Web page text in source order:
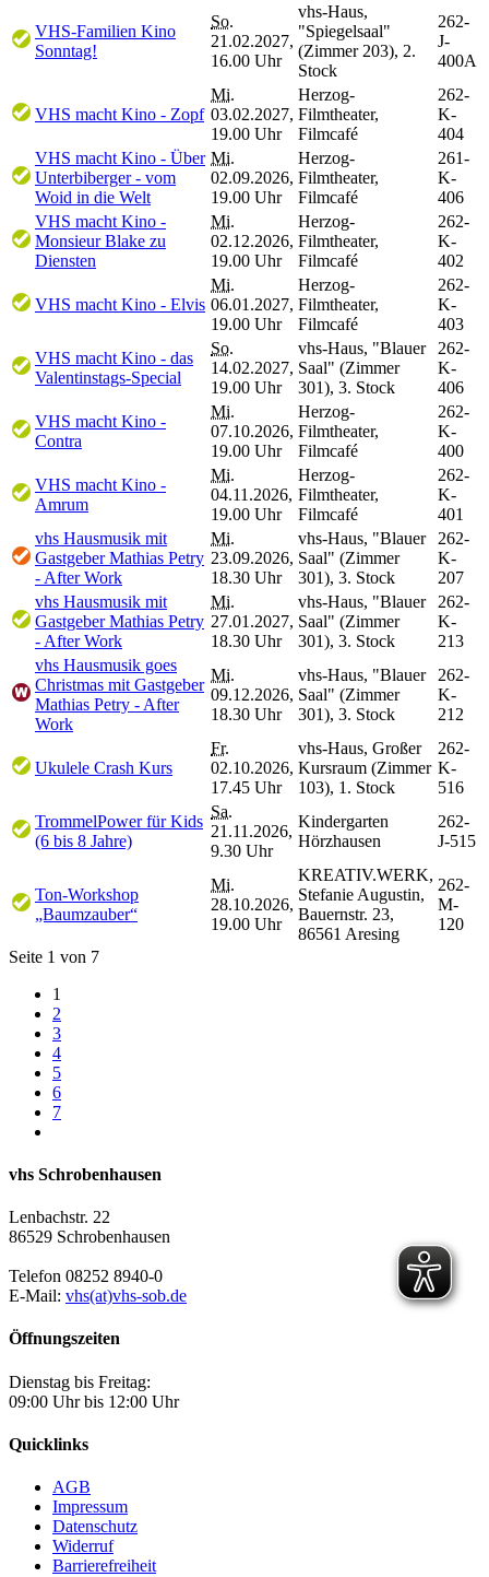
VHS-Familien Kino
Sonntag!
So.
21.02.2027,
16.00 Uhr
vhs-Haus,
"Spiegelsaal"
(Zimmer 203), 2.
Stock
262-
J-
400A
VHS macht Kino - Zopf
Mi.
03.02.2027,
19.00 Uhr
Herzog-
Filmtheater,
Filmcafé
262-
K-
404
VHS macht Kino - Über
Unterbiberger - vom
Woid in die Welt
Mi.
02.09.2026,
19.00 Uhr
Herzog-
Filmtheater,
Filmcafé
261-
K-
406
VHS macht Kino -
Monsieur Blake zu
Diensten
Mi.
02.12.2026,
19.00 Uhr
Herzog-
Filmtheater,
Filmcafé
262-
K-
402
VHS macht Kino - Elvis
Mi.
06.01.2027,
19.00 Uhr
Herzog-
Filmtheater,
Filmcafé
262-
K-
403
VHS macht Kino - das
Valentinstags-Special
So.
14.02.2027,
19.00 Uhr
vhs-Haus, "Blauer
Saal" (Zimmer
301), 3. Stock
262-
K-
406
VHS macht Kino -
Contra
Mi.
07.10.2026,
19.00 Uhr
Herzog-
Filmtheater,
Filmcafé
262-
K-
400
VHS macht Kino -
Amrum
Mi.
04.11.2026,
19.00 Uhr
Herzog-
Filmtheater,
Filmcafé
262-
K-
401
vhs Hausmusik mit
Gastgeber Mathias Petry
- After Work
Mi.
23.09.2026,
18.30 Uhr
vhs-Haus, "Blauer
Saal" (Zimmer
301), 3. Stock
262-
K-
207
vhs Hausmusik mit
Gastgeber Mathias Petry
- After Work
Mi.
27.01.2027,
18.30 Uhr
vhs-Haus, "Blauer
Saal" (Zimmer
301), 3. Stock
262-
K-
213
vhs Hausmusik goes
Christmas mit Gastgeber
Mathias Petry - After
Work
Mi.
09.12.2026,
18.30 Uhr
vhs-Haus, "Blauer
Saal" (Zimmer
301), 3. Stock
262-
K-
212
Ukulele Crash Kurs
Fr.
02.10.2026,
17.45 Uhr
vhs-Haus, Großer
Kursraum (Zimmer
103), 1. Stock
262-
K-
516
TrommelPower für Kids
(6 bis 8 Jahre)
Sa.
21.11.2026,
9.30 Uhr
Kindergarten
Hörzhausen
262-
J-515
Ton-Workshop
„Baumzauber“
Mi.
28.10.2026,
19.00 Uhr
KREATIV.WERK,
Stefanie Augustin,
Bauernstr. 23,
86561 Aresing
262-
M-
120
Seite 1 von 7
1
2
3
4
5
6
7
vhs Schrobenhausen
Lenbachstr. 22
86529 Schrobenhausen
Telefon 08252 8940-0
E-Mail: vhs(at)vhs-sob.de
Öffnungszeiten
Dienstag bis Freitag:
09:00 Uhr bis 12:00 Uhr
Quicklinks
AGB
Impressum
Datenschutz
Widerruf
Barrierefreiheit